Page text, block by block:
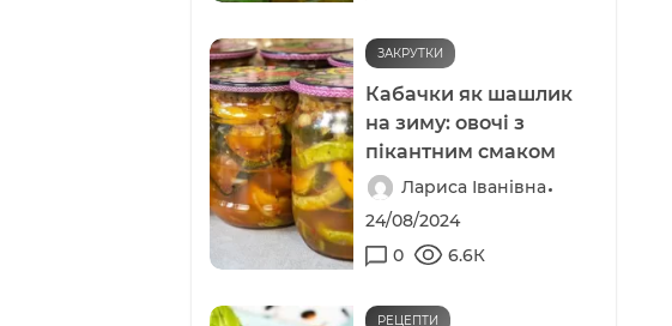
ЗАКРУТКИ
Кабачки як шашлик
на зиму: овочі з
пікантним смаком
Лариса Іванівна
24/08/2024
0
6.6К
РЕЦЕПТИ